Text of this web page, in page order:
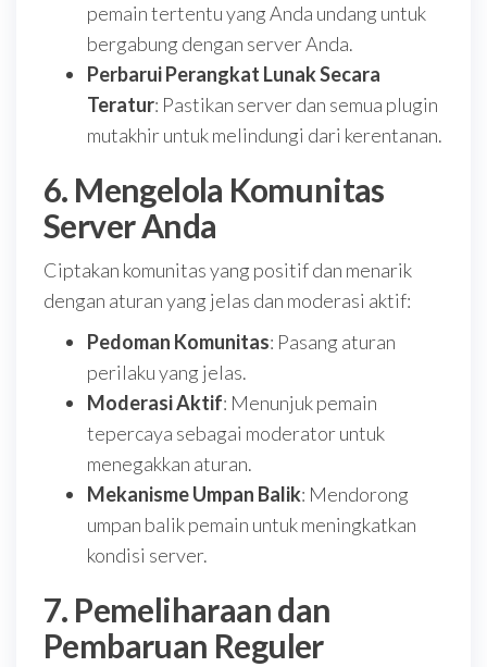
pemain tertentu yang Anda undang untuk
bergabung dengan server Anda.
Perbarui Perangkat Lunak Secara
Teratur: Pastikan server dan semua plugin
mutakhir untuk melindungi dari kerentanan.
6. Mengelola Komunitas
Server Anda
Ciptakan komunitas yang positif dan menarik
dengan aturan yang jelas dan moderasi aktif:
Pedoman Komunitas: Pasang aturan
perilaku yang jelas.
Moderasi Aktif: Menunjuk pemain
tepercaya sebagai moderator untuk
menegakkan aturan.
Mekanisme Umpan Balik: Mendorong
umpan balik pemain untuk meningkatkan
kondisi server.
7. Pemeliharaan dan
Pembaruan Reguler